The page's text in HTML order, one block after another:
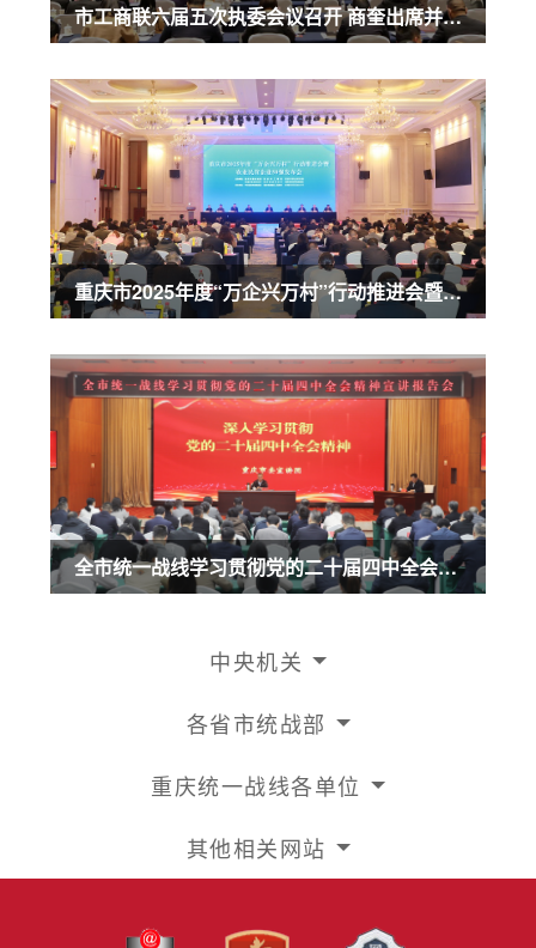
市工商联六届五次执委会议召开 商奎出席并讲话
重庆市2025年度“万企兴万村”行动推进会暨农业民营企业50强发布会召开 商奎出席并讲话
全市统一战线学习贯彻党的二十届四中全会精神宣讲报告会召开 商奎作宣讲报告
中央机关
各省市统战部
重庆统一战线各单位
其他相关网站